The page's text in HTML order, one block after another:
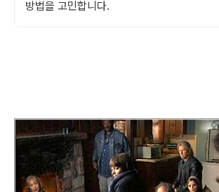
방법을 고민합니다.